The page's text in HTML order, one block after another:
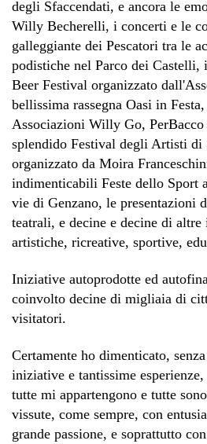
degli Sfaccendati, e ancora le
Willy Becherelli, i concerti e le
galleggiante dei Pescatori tra le
podistiche nel Parco dei Castelli,
Beer Festival organizzato
bellissima rassegna Oasi in
Associazioni Willy Go,
splendido Festival degli Artisti di
organizzato da Moira
indimenticabili Feste dello Sport
vie di Genzano, le presentazioni
teatrali, e decine e decine di
artistiche, ricreative, sportive,
Iniziative autoprodotte ed
coinvolto decine di migliaia di
visitatori.
Certamente ho dimenticato,
iniziative e tantissime esperienze,
tutte mi appartengono e tutte
vissute, come sempre, con
grande passione, e soprattutto